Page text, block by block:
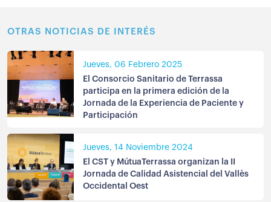
OTRAS NOTICIAS DE INTERÉS
Jueves, 06 Febrero 2025
El Consorcio Sanitario de Terrassa
participa en la primera edición de la
Jornada de la Experiencia de Paciente y
Participación
Jueves, 14 Noviembre 2024
El CST y MútuaTerrassa organizan la II
Jornada de Calidad Asistencial del Vallès
Occidental Oest